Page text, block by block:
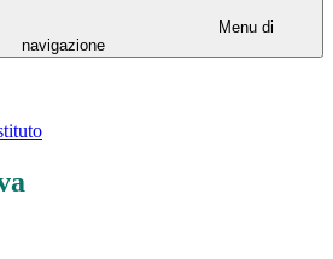
Menu di
navigazione